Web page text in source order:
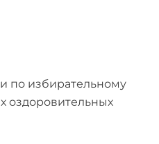
по избирательному
оздоровительных